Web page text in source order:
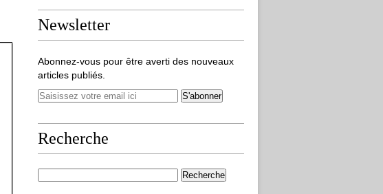
Newsletter
Abonnez-vous pour être averti des nouveaux
articles publiés.
Recherche